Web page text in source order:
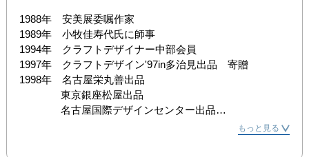
1988年　安美展委嘱作家
1989年　小牧佳寿代氏に師事
1994年　クラフトデザイナー中部会員
1997年　クラフトデザイン'97in多治見出品　寄贈
1998年　名古屋栄丸善出品
東京銀座松屋出品
名古屋国際デザインセンター出品
もっと見る